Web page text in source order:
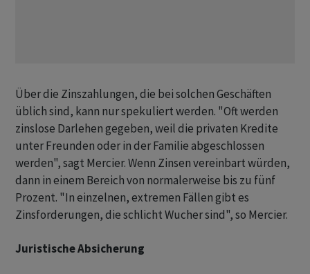
Über die Zinszahlungen, die bei solchen Geschäften
üblich sind, kann nur spekuliert werden. "Oft werden
zinslose Darlehen gegeben, weil die privaten Kredite
unter Freunden oder in der Familie abgeschlossen
werden", sagt Mercier. Wenn Zinsen vereinbart würden,
dann in einem Bereich von normalerweise bis zu fünf
Prozent. "In einzelnen, extremen Fällen gibt es
Zinsforderungen, die schlicht Wucher sind", so Mercier.
Juristische Absicherung